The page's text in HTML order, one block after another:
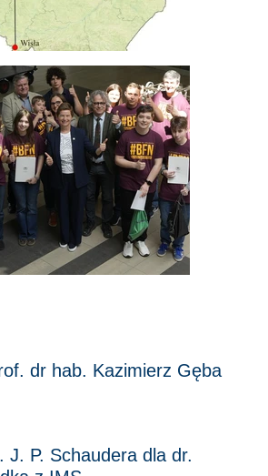
dr hab. Kazimierz Gęba
J. P. Schaudera dla dr.